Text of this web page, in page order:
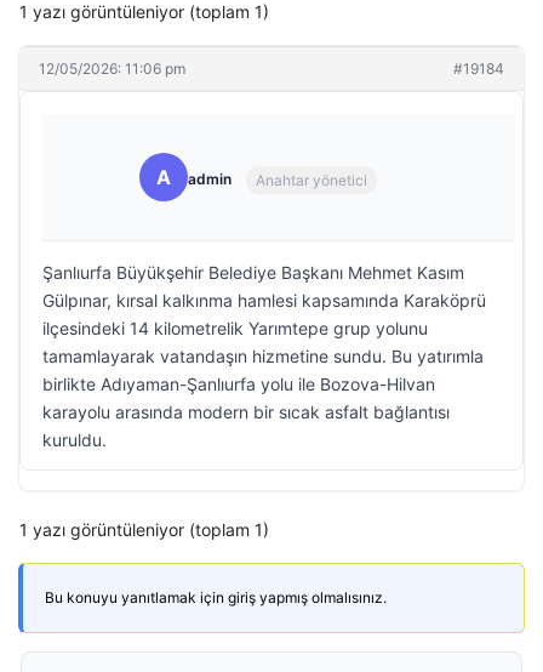
1 yazı görüntüleniyor (toplam 1)
12/05/2026: 11:06 pm #19184
A admin Anahtar yönetici
Şanlıurfa Büyükşehir Belediye Başkanı Mehmet Kasım
Gülpınar, kırsal kalkınma hamlesi kapsamında Karaköprü
ilçesindeki 14 kilometrelik Yarımtepe grup yolunu
tamamlayarak vatandaşın hizmetine sundu. Bu yatırımla
birlikte Adıyaman-Şanlıurfa yolu ile Bozova-Hilvan
karayolu arasında modern bir sıcak asfalt bağlantısı
kuruldu.
1 yazı görüntüleniyor (toplam 1)
Bu konuyu yanıtlamak için giriş yapmış olmalısınız.